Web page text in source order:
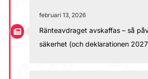
februari 13, 2026
Ränteavdraget avskaffas – så
säkerhet (och deklarationen